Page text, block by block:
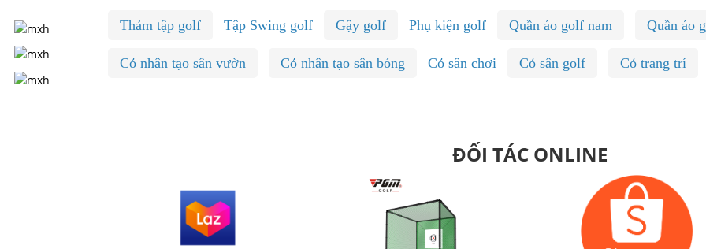
Thảm tập golf Tập Swing golf Gậy golf Phụ kiện golf Quần áo golf nam Quần áo
Cỏ nhân tạo sân vườn Cỏ nhân tạo sân bóng Cỏ sân chơi Cỏ sân golf Cỏ trang trí
ĐỐI TÁC ONLINE